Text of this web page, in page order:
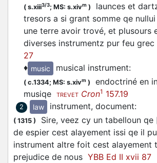
( s.xiii3/3; MS: s.xivm )
launces et
tresors a si grant somme qe
une terre avoir trové, et plusours
diverses instrumentz pur feu
27
♦ music musical instrument:
( c.1334; MS: s.xivm )
endoctriné en
musiqe
TREVET Cron1 157.19
2 law instrument, document:
( 1315 )
Sire, veez cy un tabelloun qe
de espier cest alayement issi qe il
instrument altre foit cest alayement
prejudice de nous YBB Ed II xvii 87